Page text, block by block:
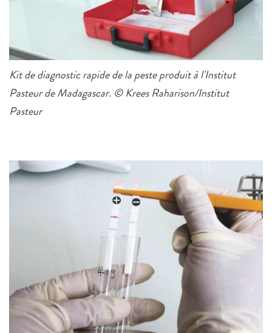
Kit de diagnostic rapide de la peste produit à l'Institut
Pasteur de Madagascar. © Krees Raharison/Institut
Pasteur